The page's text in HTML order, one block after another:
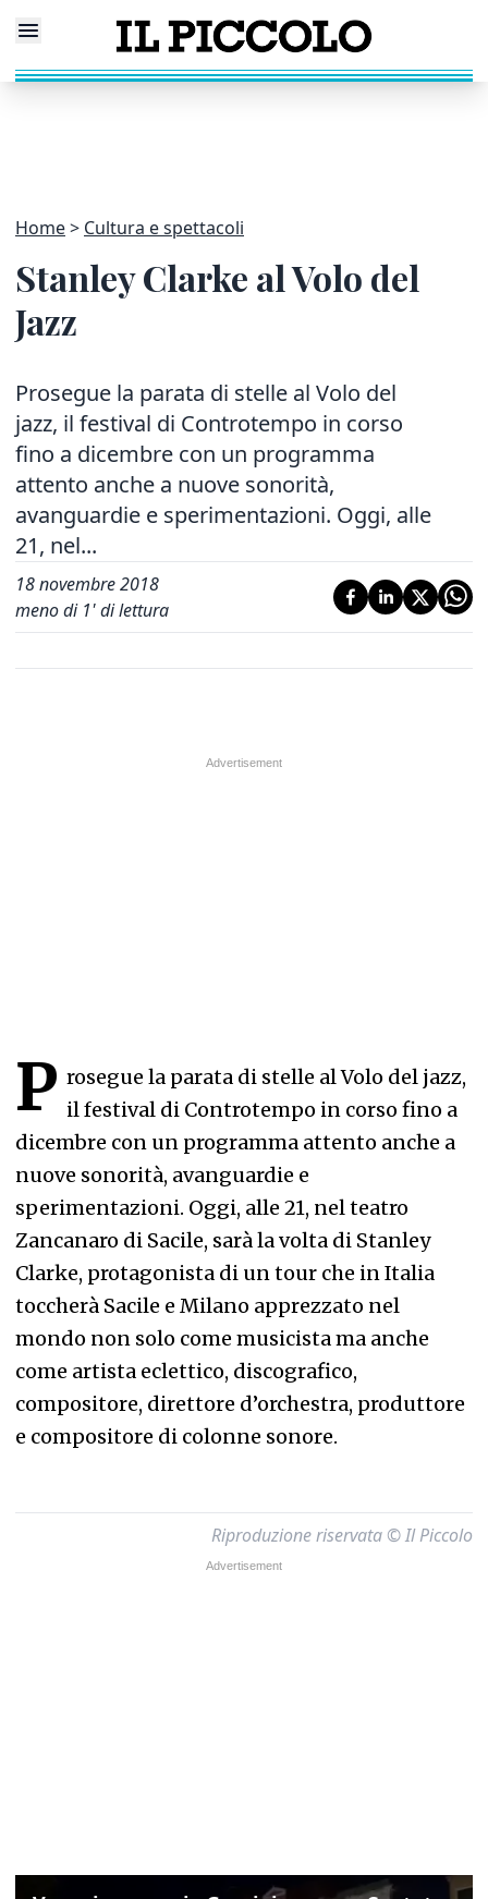
Home Cultura e spettacoli
Stanley Clarke al Volo del
Jazz
Prosegue la parata di stelle al Volo del
jazz, il festival di Controtempo in corso
fino a dicembre con un programma
attento anche a nuove sonorità,
avanguardie e sperimentazioni. Oggi, alle
21, nel...
18 novembre 2018
meno di 1' di lettura
P rosegue la parata di stelle al Volo del jazz,
il festival di Controtempo in corso fino a
dicembre con un programma attento anche a
nuove sonorità, avanguardie e
sperimentazioni. Oggi, alle 21, nel teatro
Zancanaro di Sacile, sarà la volta di Stanley
Clarke, protagonista di un tour che in Italia
toccherà Sacile e Milano apprezzato nel
mondo non solo come musicista ma anche
come artista eclettico, discografico,
compositore, direttore d’orchestra, produttore
e compositore di colonne sonore.
Riproduzione riservata © Il Piccolo